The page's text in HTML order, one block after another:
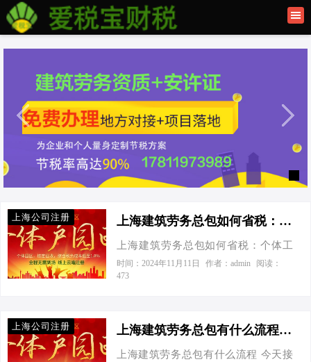
首页
联系我们
建筑资质办理
上海公司注册
上海公司注册 上海建筑劳务总包如何省税：个体工商户与有限公司节税效果对比-上海建筑劳务总包如何省税
上海建筑劳务总包如何省税：个体工
商户与有限公司节税效果对比 今天接
到一个老板电话，他急切地想知道，
优化，节省开支。这确实是个既专业
时间：2024年11月11日 作者：admin
阅读：
473
上海公司注册 上海建筑劳务总包有什么流程-上海建筑劳务总包有什么流程
上海建筑劳务总包有什么流程 今天接